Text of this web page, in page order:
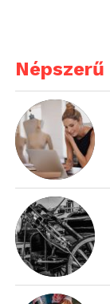
Népszerű